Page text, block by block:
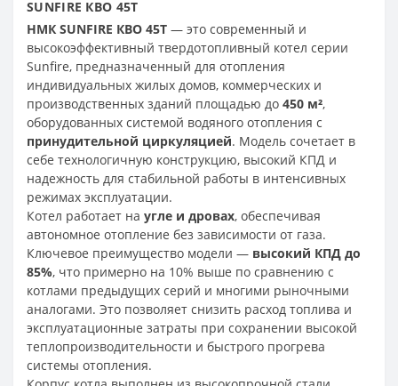
SUNFIRE КВО 45Т
НМК SUNFIRE КВО 45Т — это современный и
высокоэффективный твердотопливный котел серии
Sunfire, предназначенный для отопления
индивидуальных жилых домов, коммерческих и
производственных зданий площадью до 450 м²,
оборудованных системой водяного отопления с
принудительной циркуляцией. Модель сочетает в
себе технологичную конструкцию, высокий КПД и
надежность для стабильной работы в интенсивных
режимах эксплуатации.
Котел работает на угле и дровах, обеспечивая
автономное отопление без зависимости от газа.
Ключевое преимущество модели — высокий КПД до
85%, что примерно на 10% выше по сравнению с
котлами предыдущих серий и многими рыночными
аналогами. Это позволяет снизить расход топлива и
эксплуатационные затраты при сохранении высокой
теплопроизводительности и быстрого прогрева
системы отопления.